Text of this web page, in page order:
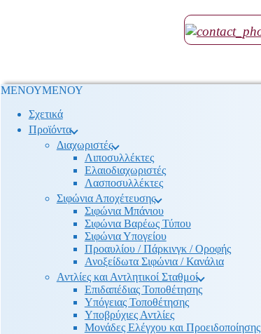
ΜΕΝΟΥΜΕΝΟΥ
Σχετικά
Προϊόντα
Διαχωριστές
Λιποσυλλέκτες
Ελαιοδιαχωριστές
Λασποσυλλέκτες
Σιφώνια Αποχέτευσης
Σιφώνια Μπάνιου
Σιφώνια Βαρέως Τύπου
Σιφώνια Υπογείου
Προαυλίου / Πάρκινγκ / Οροφής
Ανοξείδωτα Σιφώνια / Κανάλια
Αντλίες και Αντλητικοί Σταθμοί
Επιδαπέδιας Τοποθέτησης
Υπόγειας Τοποθέτησης
Υποβρύχιες Αντλίες
Μονάδες Ελέγχου και Προειδοποίησης